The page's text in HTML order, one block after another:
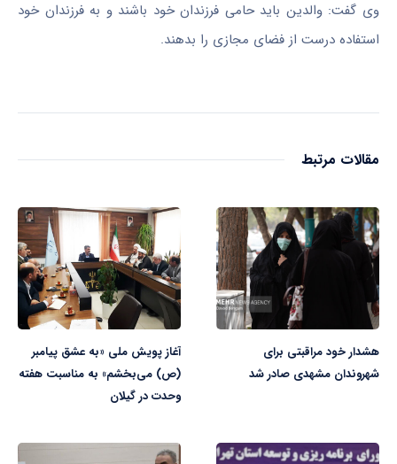
وی گفت: والدین باید حامی فرزندان خود باشند و به فرزندان خود
استفاده درست از فضای مجازی را بدهند.
مقالات مرتبط
هشدار خود مراقبتی برای
شهروندان مشهدی صادر شد
آغاز پویش ملی «به عشق پیامبر
(ص) می‌بخشم» به مناسبت هفته
وحدت در گیلان